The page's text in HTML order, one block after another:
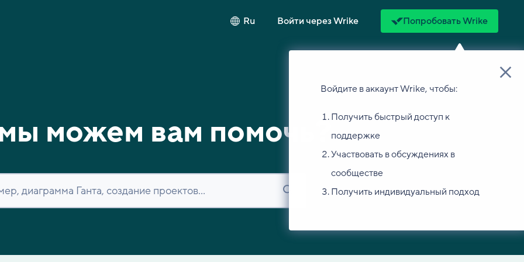
Ru Войти через Wrike Попробовать Wrike
Войдите в аккаунт Wrike, чтобы:
Получить быстрый доступ к
поддержке
Участвовать в обсуждениях в
сообществе
Получить индивидуальный подход
можем вам помочь?